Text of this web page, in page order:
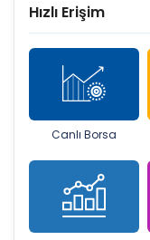
Hızlı Erişim
Canlı Borsa